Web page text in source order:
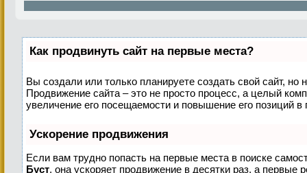
Как продвинуть сайт на первые места?
Вы создали или только планируете создать свой сайт, но
Продвижение сайта – это не просто процесс, а целый
увеличение его посещаемости и повышение его позиций в
Ускорение продвижения
Если вам трудно попасть на первые места в поиске
Буст, она ускоряет продвижение в десятки раз, а первые